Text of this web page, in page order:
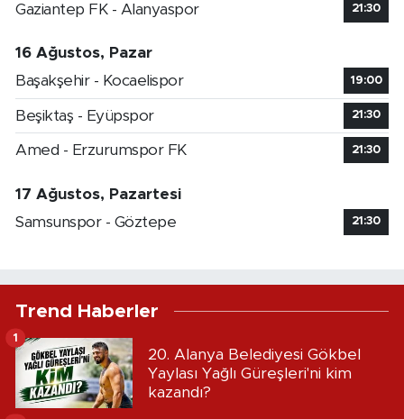
Gaziantep FK - Alanyaspor 21:30
16 Ağustos, Pazar
Başakşehir - Kocaelispor
19:00
Beşiktaş - Eyüpspor 21:30
Amed - Erzurumspor FK 21:30
17 Ağustos, Pazartesi
Samsunspor - Göztepe
21:30
Trend Haberler
20. Alanya Belediyesi Gökbel
Yaylası Yağlı Güreşleri'ni kim
kazandı?
1